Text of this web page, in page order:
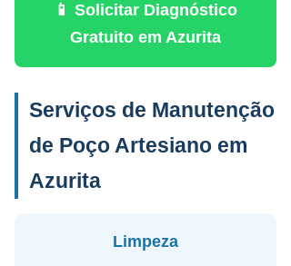
📱 Solicitar Diagnóstico
Gratuito em Azurita
Serviços de Manutenção
de Poço Artesiano em
Azurita
Limpeza